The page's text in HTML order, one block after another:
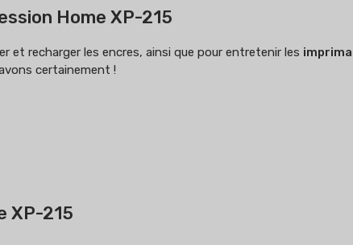
Home XP-215
et recharger les encres, ainsi que pour entretenir les
certainement !
XP-215